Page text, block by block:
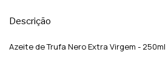
Descrição
Azeite de Trufa Nero Extra Virgem - 250ml